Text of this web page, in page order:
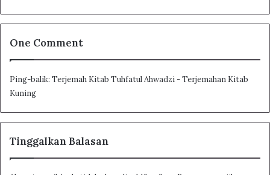
Bab Wajibnya Thuma’ninah (tenang atau diam
sejenak) Dalam Ruku dan Sujud
Bab Bacaan Dalam Shalat
Bab Tidak Mengeraskan Bacaan
Bab Sujud Sahwi
Bab Jami (Menyeluruh)
One Comment
Ping-balik: Terjemah Kitab Tuhfatul Ahwadzi - Terjemahan Kitab
Kuning
Tinggalkan Balasan